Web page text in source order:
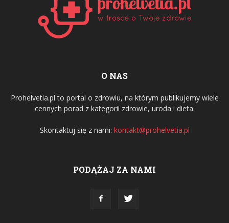
O NAS
Prohelvetia.pl to portal o zdrowiu, na którym publikujemy wiele
cennych porad z kategorii zdrowie, uroda i dieta.
Skontaktuj się z nami: kontakt@prohelvetia.pl
PODĄŻAJ ZA NAMI